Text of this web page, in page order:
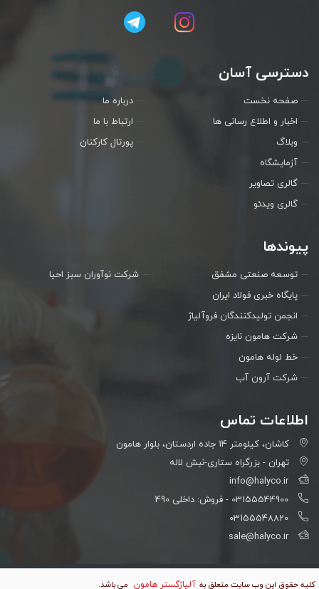
دسترسی آسان
صفحه نخست
اخبار و اطلاع رسانی ها
وبلاگ
آزمایشگاه
گالری تصاویر
گالری ویدئو
درباره ما
ارتباط با ما
پورتال کارکنان
پیوندها
توسعه صنعتی مشفق
پایگاه خبری فولاد ایران
انجمن تولیدکنندگان فروآلیاژ
شرکت هامون نایزه
خط لوله هامون
شرکت آرون آب
شرکت نوآوران سبز احیا
اطلاعات تماس
كاشان، كيلومتر 14 جاده اردستان، بلوار هامون
تهران - بزرگراه ستاری-نبش لاله
info@halyco.ir
03155544900 - فروش: داخلی 490
03155548820
sale@halyco.ir
کلیه حقوق این وب سایت متعلق به آلیاژگستر هامون می باشد.